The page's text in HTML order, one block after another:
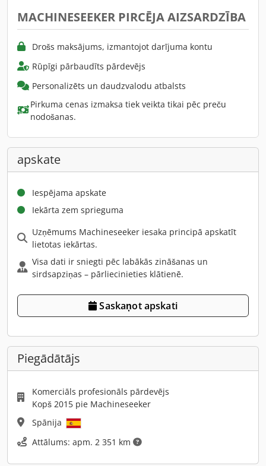
MACHINESEEKER PIRCĒJA AIZSARDZĪBA
Drošs maksājums, izmantojot darījuma kontu
Rūpīgi pārbaudīts pārdevējs
Personalizēts un daudzvalodu atbalsts
Pirkuma cenas izmaksa tiek veikta tikai pēc preču
nodošanas.
apskate
Iespējama apskate
Iekārta zem sprieguma
Uzņēmums Machineseeker iesaka principā apskatīt
lietotas iekārtas.
Visa dati ir sniegti pēc labākās zināšanas un
sirdsapziņas – pārliecinieties klātienē.
Saskaņot apskati
Piegādātājs
Komerciāls profesionāls pārdevējs
Kopš 2015 pie Machineseeker
Spānija
Attālums: apm. 2 351 km